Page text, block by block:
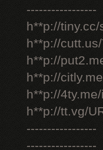
-----------------
h**p://
h**p://
h**p://
h**p://
h**p://
h**p://tt.vg/
-----------------
-----------------